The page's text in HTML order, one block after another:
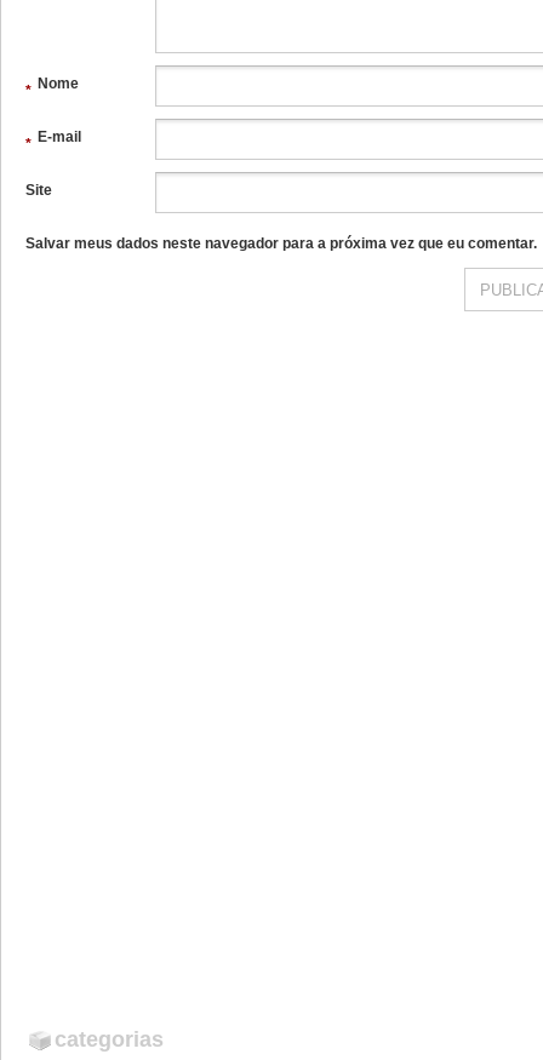
Nome
*
E-mail
*
Site
Salvar meus dados neste navegador para a próxima vez que eu comentar.
categorias